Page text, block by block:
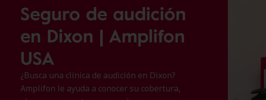
Seguro de audición
en Dixon | Amplifon
USA
¿Busca una clínica de audición en Dixon?
Amplifon le ayuda a conocer su cobertura,